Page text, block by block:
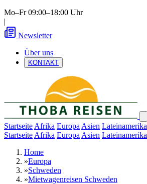
Mo–Fr 09:00–18:00 Uhr
|
Newsletter
Über uns
KONTAKT
Startseite Afrika Europa Asien Lateinamerika
Startseite Afrika Europa Asien Lateinamerika
Home
»Europa
»Schweden
»Mietwagenreisen Schweden